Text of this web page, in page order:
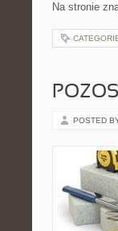
Na stronie
POSTED